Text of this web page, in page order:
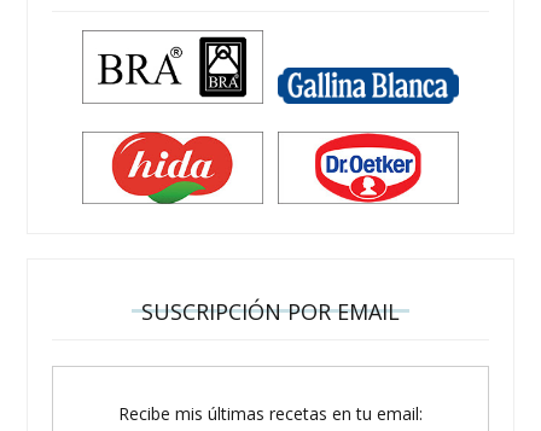
SUSCRIPCIÓN POR EMAIL
Recibe mis últimas recetas en tu email: